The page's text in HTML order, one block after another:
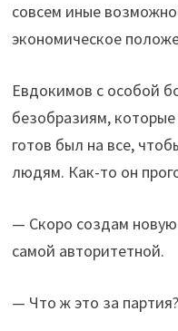
совсем иные
экономическое
Евдокимов с особой
безобразиям,
готов был на все,
людям. Как-то он
— Скоро создам
самой авторитетной.
— Что ж это за